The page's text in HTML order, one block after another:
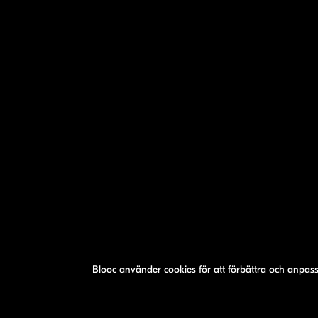
Blooc använder cookies för att förbättra och